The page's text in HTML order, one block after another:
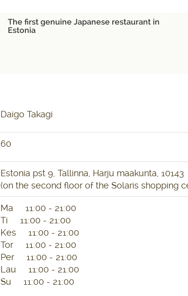
The first genuine Japanese restaurant in
Estonia
Daigo Takagi
60
Estonia pst 9, Tallinna, Harju maakunta, 10143
(on the second floor of the Solaris shopping
Ma 11:00 - 21:00
Ti 11:00 - 21:00
Kes 11:00 - 21:00
Tor 11:00 - 21:00
Per 11:00 - 21:00
Lau 11:00 - 21:00
Su 11:00 - 21:00